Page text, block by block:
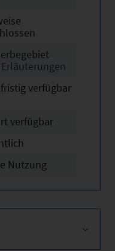
Erläuterungen
verfügbar
verfügbar
Nutzung